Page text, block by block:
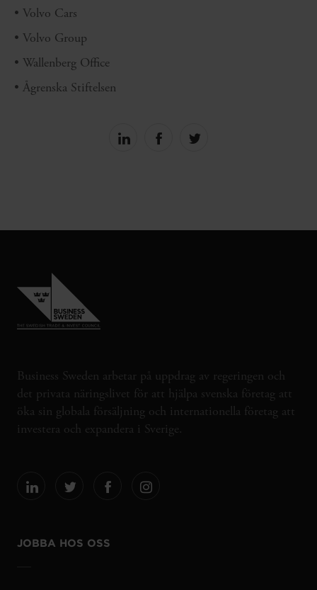
• Volvo Cars
• Volvo Group
• Wallenberg Office
• Ågrenska Stiftelsen
Share
Share
Share
Business Sweden arbetar på uppdrag av regeringen och
det privata näringslivet för att hjälpa svenska företag att
öka sin globala försäljning och internationella företag att
investera och expandera i Sverige.
JOBBA HOS OSS